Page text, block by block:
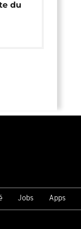
du
Jobs Apps